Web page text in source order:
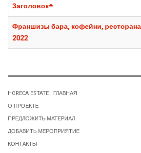
Заголовок
Франшизы бара, кофейни,
2022
HORECA ESTATE | ГЛАВНАЯ
О ПРОЕКТЕ
ПРЕДЛОЖИТЬ МАТЕРИАЛ
ДОБАВИТЬ МЕРОПРИЯТИЕ
КОНТАКТЫ